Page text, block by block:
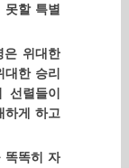
할 특별
은 위대한
한 승리
선렬들이
하게 하고
똑똑히 자